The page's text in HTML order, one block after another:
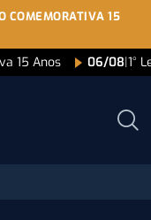
COMEMORATIVA 15
15 Anos 06/08|1°